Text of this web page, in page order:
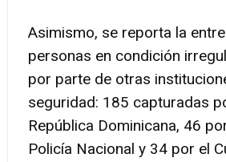
Asimismo, se reporta la
personas en condición
por parte de otras
seguridad: 185 capturadas
República Dominicana, 46
Policía Nacional y 34 por el